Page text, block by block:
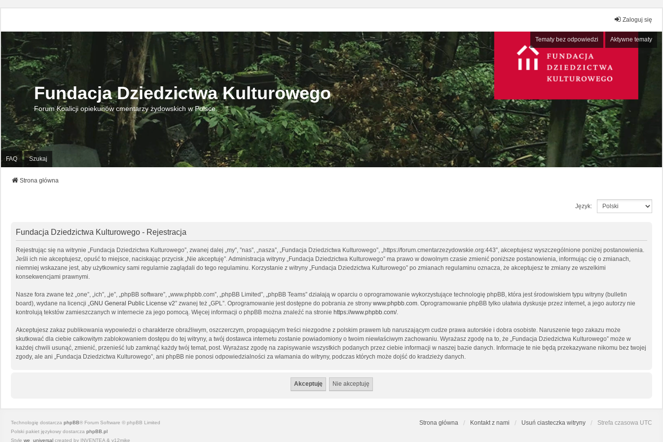
Zaloguj się
Tematy bez odpowiedzi Aktywne tematy
Fundacja Dziedzictwa Kulturowego
Forum Koalicji opiekunów cmentarzy żydowskich w Polsce.
FAQ Szukaj
Strona główna
Język:
Fundacja Dziedzictwa Kulturowego - Rejestracja
Rejestrując się na witrynie „Fundacja Dziedzictwa Kulturowego”, zwanej dalej „my”, ”nas”, „nasza”, „Fundacja Dziedzictwa Kulturowego”, „https://forum.cmentarzezydowskie.org:443”, akceptujesz wyszczególnione poniżej postanowienia.
Jeśli ich nie akceptujesz, opuść to miejsce, naciskając przycisk „Nie akceptuję”. Administracja witryny „Fundacja Dziedzictwa Kulturowego” ma prawo w dowolnym czasie zmienić poniższe postanowienia, informując cię o zmianach,
niemniej wskazane jest, aby użytkownicy sami regularnie zaglądali do tego regulaminu. Korzystanie z witryny „Fundacja Dziedzictwa Kulturowego” po zmianach regulaminu oznacza, że akceptujesz te zmiany ze wszelkimi
konsekwencjami prawnymi.
Nasze fora zwane też „one”, „ich”, „je”, „phpBB software”, „www.phpbb.com”, „phpBB Limited”, „phpBB Teams” działają w oparciu o oprogramowanie wykorzystujące technologię phpBB, która jest środowiskiem typu witryny (bulletin
board), wydane na licencji „GNU General Public License v2” zwanej też „GPL”. Oprogramowanie jest dostępne do pobrania ze strony www.phpbb.com. Oprogramowanie phpBB tylko ułatwia dyskusje przez internet, a jego autorzy nie
kontrolują tekstów zamieszczanych w internecie za jego pomocą. Więcej informacji o phpBB można znaleźć na stronie https://www.phpbb.com/.
Akceptujesz zakaz publikowania wypowiedzi o charakterze obraźliwym, oszczerczym, propagującym treści niezgodne z polskim prawem lub naruszającym cudze prawa autorskie i dobra osobiste. Naruszenie tego zakazu może
skutkować dla ciebie całkowitym zablokowaniem dostępu do tej witryny, a twój dostawca internetu zostanie powiadomiony o twoim niewłaściwym zachowaniu. Wyrażasz zgodę na to, że „Fundacja Dziedzictwa Kulturowego” może w
każdej chwili usunąć, zmienić, przenieść lub zamknąć każdy twój temat, post. Wyrażasz zgodę na zapisywanie wszystkich podanych przez ciebie informacji w naszej bazie danych. Informacje te nie będą przekazywane nikomu bez twojej
zgody, ale ani „Fundacja Dziedzictwa Kulturowego”, ani phpBB nie ponosi odpowiedzialności za włamania do witryny, podczas których może dojść do kradzieży danych.
Strona główna Kontakt z nami Usuń ciasteczka witryny Strefa czasowa UTC
Technologię dostarcza phpBB® Forum Software © phpBB Limited
Polski pakiet językowy dostarcza phpBB.pl
Style we_universal created by INVENTEA & v12mike